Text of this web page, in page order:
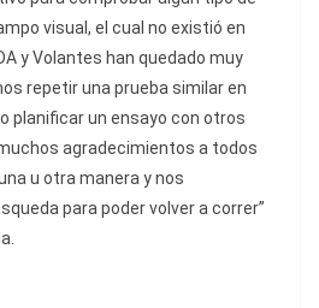
visual, el cual no existió en
y Volantes han quedado muy
repetir una prueba similar en
planificar un ensayo con otros
agradecimientos a todos
u otra manera y nos
para poder volver a correr”